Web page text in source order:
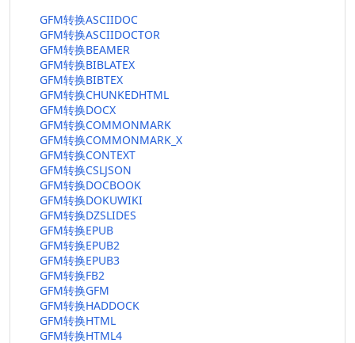
GFM转换ASCIIDOC
GFM转换ASCIIDOCTOR
GFM转换BEAMER
GFM转换BIBLATEX
GFM转换BIBTEX
GFM转换CHUNKEDHTML
GFM转换DOCX
GFM转换COMMONMARK
GFM转换COMMONMARK_X
GFM转换CONTEXT
GFM转换CSLJSON
GFM转换DOCBOOK
GFM转换DOKUWIKI
GFM转换DZSLIDES
GFM转换EPUB
GFM转换EPUB2
GFM转换EPUB3
GFM转换FB2
GFM转换GFM
GFM转换HADDOCK
GFM转换HTML
GFM转换HTML4